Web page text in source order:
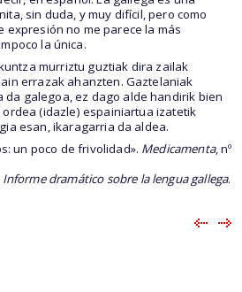
sin duda, y muy difícil, pero como
expresión no me parece la más
la única.
murriztu guztiak dira zailak
errazak ahanzten. Gaztelaniak
galegoa, ez dago alde handirik bien
(idazle) espainiartua izatetik
esan, ikaragarria da aldea.
un poco de frivolidad». Medicamenta, nº
Informe dramático sobre la lengua gallega.